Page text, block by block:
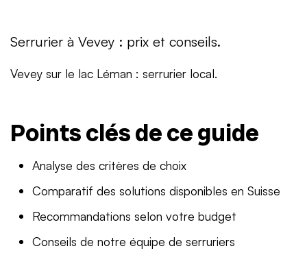
Serrurier à Vevey : prix et conseils.
Vevey sur le lac Léman : serrurier local.
Points clés de ce guide
Analyse des critères de choix
Comparatif des solutions disponibles en Suisse
Recommandations selon votre budget
Conseils de notre équipe de serruriers